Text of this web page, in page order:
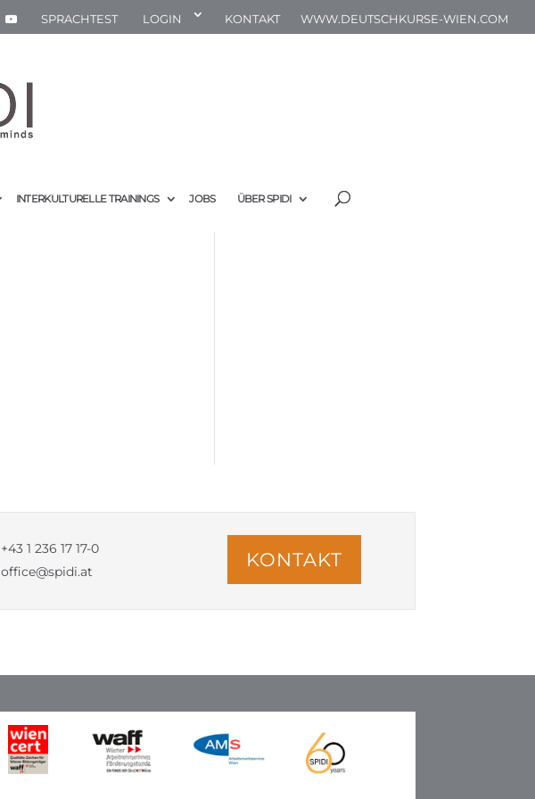
SPRACHTEST LOGIN KONTAKT WWW.DEUTSCHKURSE-WIEN.COM
INTERKULTURELLE TRAININGS JOBS ÜBER SPIDI
+43 1 236 17 17-0
office@spidi.at
KONTAKT